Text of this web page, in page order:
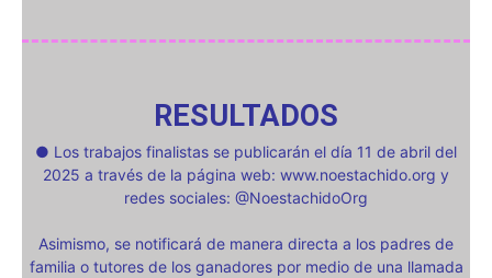
RESULTADOS
● Los trabajos finalistas se publicarán el día 11 de abril del
2025 a través de la página web: www.noestachido.org y
redes sociales: @NoestachidoOrg
Asimismo, se notificará de manera directa a los padres de
familia o tutores de los ganadores por medio de una llamada